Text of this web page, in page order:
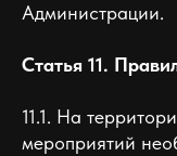
Администрации.
Статья 11.
11.1. На
мероприятий